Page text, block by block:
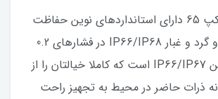
ارتفاع سنج وگاکپ 65 دارای استانداردهای نوین حفاظت
در برابر رطوبت و گرد و غبار IP66/IP68 در فشارهای 0.2
و 1 بار و همچنین IP66/IP67 است که کاملا خیالتان را از
ذرات حاضر در محیط به تجهیز راحت